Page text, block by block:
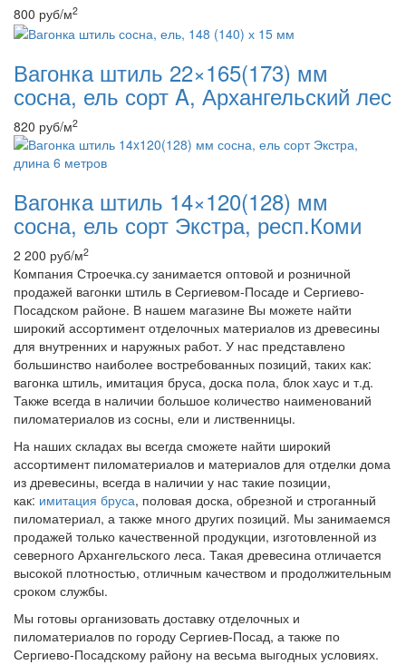
800 руб/м2
Вагонка штиль 22×165(173) мм
сосна, ель сорт A, Архангельский лес
820 руб/м2
Вагонка штиль 14×120(128) мм
сосна, ель сорт Экстра, респ.Коми
2 200 руб/м2
Компания Строечка.су занимается оптовой и розничной
продажей вагонки штиль в Сергиевом-Посаде и Сергиево-
Посадском районе. В нашем магазине Вы можете найти
широкий ассортимент отделочных материалов из древесины
для внутренних и наружных работ. У нас представлено
большинство наиболее востребованных позиций, таких как:
вагонка штиль, имитация бруса, доска пола, блок хаус и т.д.
Также всегда в наличии большое количество наименований
пиломатериалов из сосны, ели и лиственницы.
На наших складах вы всегда сможете найти широкий
ассортимент пиломатериалов и материалов для отделки дома
из древесины, всегда в наличии у нас такие позиции,
как: имитация бруса, половая доска, обрезной и строганный
пиломатериал, а также много других позиций. Мы занимаемся
продажей только качественной продукции, изготовленной из
северного Архангельского леса. Такая древесина отличается
высокой плотностью, отличным качеством и продолжительным
сроком службы.
Мы готовы организовать доставку отделочных и
пиломатериалов по городу Сергиев-Посад, а также по
Сергиево-Посадскому району на весьма выгодных условиях.